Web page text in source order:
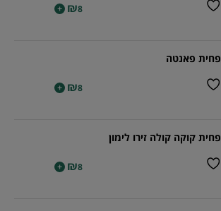
₪8
+
פחית פאנטה
₪8
+
פחית קוקה קולה זירו לימון
₪8
+